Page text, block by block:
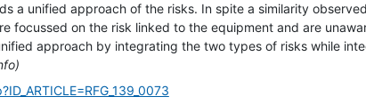
a unified approach of the risks. In spite a similarity
focussed on the risk linked to the equipment and are
approach by integrating the two types of risks while